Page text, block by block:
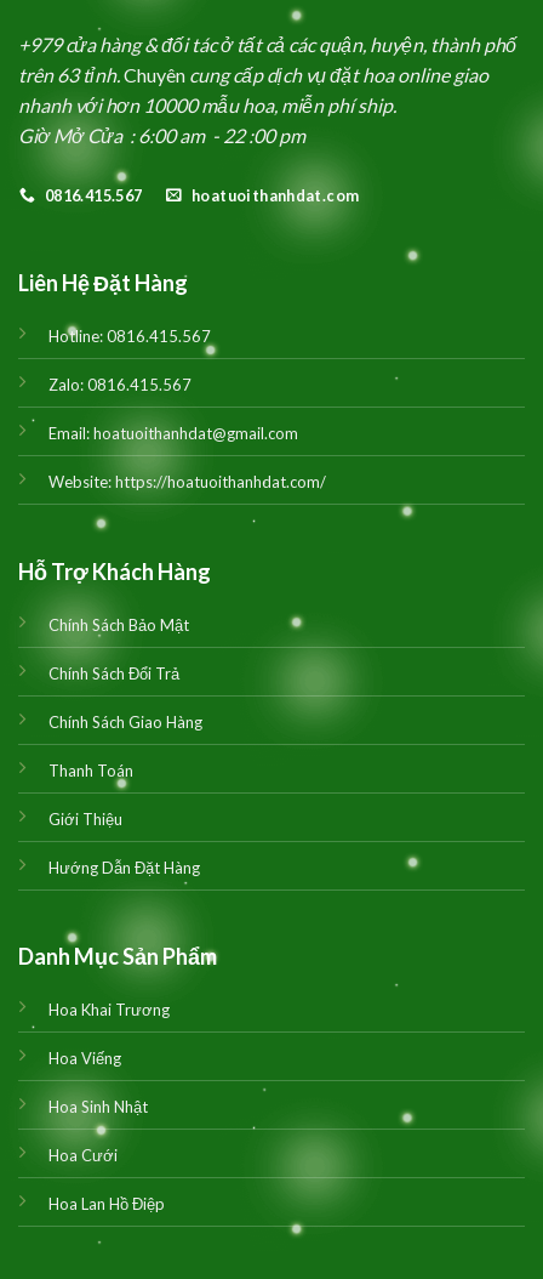
+979 cửa hàng & đối tác ở tất cả các quận, huyện, thành phố
trên 63 tỉnh. Chuyên cung cấp dịch vụ đặt hoa online giao
nhanh với hơn 10000 mẫu hoa, miễn phí ship.
Giờ Mở Cửa : 6:00 am - 22 :00 pm
0816.415.567 hoatuoithanhdat.com
Liên Hệ Đặt Hàng
Hotline:0816.415.567
Zalo:0816.415.567
Email:hoatuoithanhdat@gmail.com
Website:https://hoatuoithanhdat.com/
Hỗ Trợ Khách Hàng
Chính Sách Bảo Mật
Chính Sách Đổi Trả
Chính Sách Giao Hàng
Thanh Toán
Giới Thiệu
Hướng Dẫn Đặt Hàng
Danh Mục Sản Phẩm
Hoa Khai Trương
Hoa Viếng
Hoa Sinh Nhật
Hoa Cưới
Hoa Lan Hồ Điệp